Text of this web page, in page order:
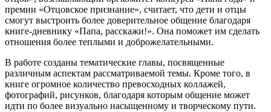
премии «Отцовское признание», считает, что дети и отцы
смогут выстроить более доверительное общение благодаря
книге-дневнику «Папа, расскажи!». Она поможет им сделать
отношения более теплыми и доброжелательными.
В работе созданы тематические главы, посвященные
различным аспектам рассматриваемой темы. Кроме того, в
книге огромное количество превосходных коллажей,
фотографий, рисунков, благодаря которым общение может
идти по более визуально насыщенному и творческому пути.